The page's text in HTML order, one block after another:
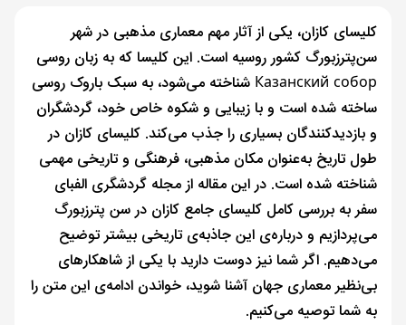
کلیسای کازان، یکی از آثار مهم معماری مذهبی در شهر
سن‌پترزبورگ کشور روسیه است. این کلیسا که به زبان روسی
Казанский собор شناخته می‌شود، به سبک باروک روسی
ساخته شده است و با زیبایی و شکوه خاص خود، گردشگران
و بازدیدکنندگان بسیاری را جذب می‌کند. کلیسای کازان در
طول تاریخ به‌عنوان مکان مذهبی، فرهنگی و تاریخی مهمی
شناخته شده است. در این مقاله از مجله گردشگری الفبای
سفر به بررسی کامل کلیسای جامع کازان در سن پترزبورگ
می‌پردازیم و درباره‌ی این جاذبه‌ی تاریخی بیشتر توضیح
می‌دهیم. اگر شما نیز دوست دارید با یکی از شاهکارهای
بی‌نظیر معماری جهان آشنا شوید، خواندن ادامه‌ی این متن را
به شما توصیه می‌کنیم.